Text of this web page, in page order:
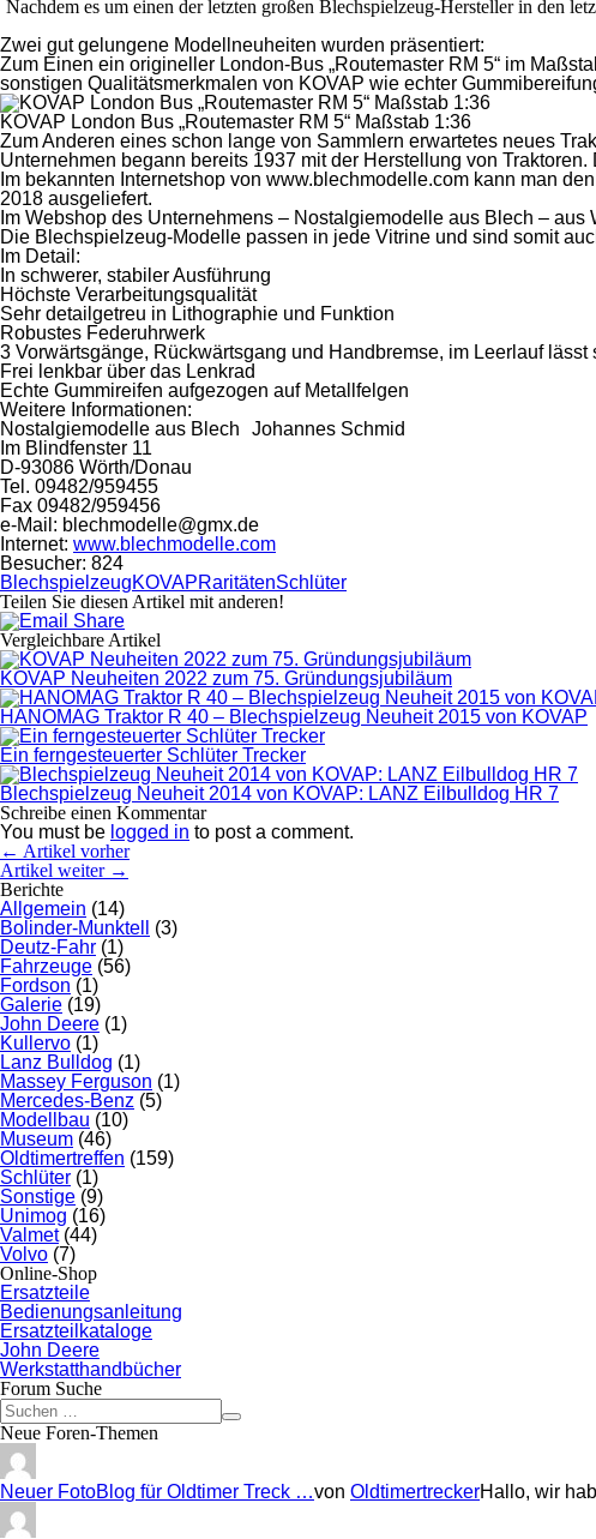
2018
zum
Nachdem es um einen der letzten großen Blechspielzeug-Hersteller in den
Zwei gut gelungene Modellneuheiten wurden präsentiert:
Zum Einen ein origineller London-Bus „Routemaster RM 5“ im
sonstigen Qualitätsmerkmalen von KOVAP wie echter
KOVAP London Bus „Routemaster RM 5“ Maßstab 1:36
Zum Anderen eines schon lange von Sammlern erwartetes neues
Unternehmen begann bereits 1937 mit der Herstellung von
Im bekannten Internetshop von www.blechmodelle.com kann man
2018 ausgeliefert.
Im Webshop des Unternehmens – Nostalgiemodelle aus Blech –
Die Blechspielzeug-Modelle passen in jede Vitrine und sind somit
Im Detail:
In schwerer, stabiler Ausführung
Höchste Verarbeitungsqualität
Sehr detailgetreu in Lithographie und Funktion
Robustes Federuhrwerk
3 Vorwärtsgänge, Rückwärtsgang und Handbremse, im Leerlauf lässt
Frei lenkbar über das Lenkrad
Echte Gummireifen aufgezogen auf Metallfelgen
Weitere Informationen:
Nostalgiemodelle aus Blech Johannes Schmid
Im Blindfenster 11
D-93086 Wörth/Donau
Tel. 09482/959455
Fax 09482/959456
e-Mail: blechmodelle@gmx.de
Internet: www.blechmodelle.com
Besucher: 824
BlechspielzeugKOVAPRaritätenSchlüter
Teilen Sie diesen Artikel mit anderen!
Vergleichbare Artikel
KOVAP Neuheiten 2022 zum 75. Gründungsjubiläum
HANOMAG Traktor R 40 – Blechspielzeug Neuheit 2015 von KOVAP
Ein ferngesteuerter Schlüter Trecker
Blechspielzeug Neuheit 2014 von KOVAP: LANZ Eilbulldog HR 7
Schreibe einen Kommentar
You must be logged in to post a comment.
← Artikel vorher
Artikel weiter →
Berichte
Allgemein (14)
Bolinder-Munktell
(3)
Deutz-Fahr (1)
Fahrzeuge (56)
Fordson (1)
Galerie (19)
John Deere (1)
Kullervo (1)
Lanz Bulldog (1)
Massey Ferguson (1)
Mercedes-Benz (5)
Modellbau (10)
Museum (46)
Oldtimertreffen (159)
Schlüter (1)
Sonstige (9)
Unimog (16)
Valmet(44)
Volvo (7)
Online-Shop
Ersatzteile
Bedienungsanleitung
Ersatzteilkataloge
John Deere
Werkstatthandbücher
Forum Suche
Neue Foren-Themen
Neuer FotoBlog für Oldtimer Treck …von OldtimertreckerHallo, wir